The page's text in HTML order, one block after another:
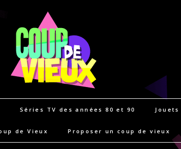
Séries TV des années 80 et 90 Jouets
de Vieux Proposer un coup de vieux